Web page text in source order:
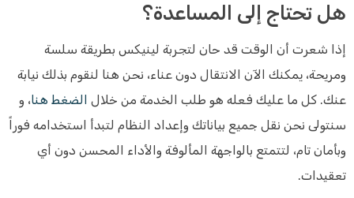
هل تحتاج إلى المساعدة؟
إذا شعرت أن الوقت قد حان لتجربة لينيكس بطريقة سلسة
ومريحة، يمكنك الآن الانتقال دون عناء، نحن هنا لنقوم بذلك نيابة
عنك. كل ما عليك فعله هو طلب الخدمة من خلال الضغط هنا، و
سنتولى نحن نقل جميع بياناتك وإعداد النظام لتبدأ استخدامه فوراً
وبأمان تام، لتتمتع بالواجهة المألوفة والأداء المحسن دون أي
تعقيدات.